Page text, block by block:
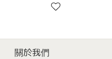
關於我們